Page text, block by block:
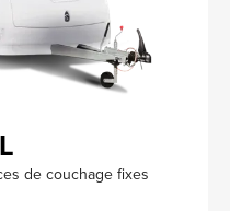
de couchage fixes